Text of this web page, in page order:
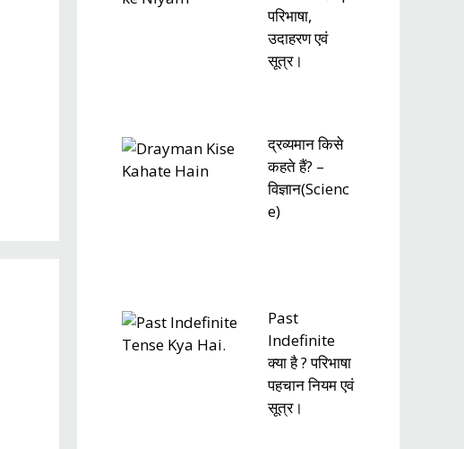
परिभाषा,
उदाहरण एवं
सूत्र।
द्रव्यमान किसे
कहते हैं? –
विज्ञान(Scienc
e)
Past
Indefinite
क्या है ? परिभाषा
पहचान नियम एवं
सूत्र।